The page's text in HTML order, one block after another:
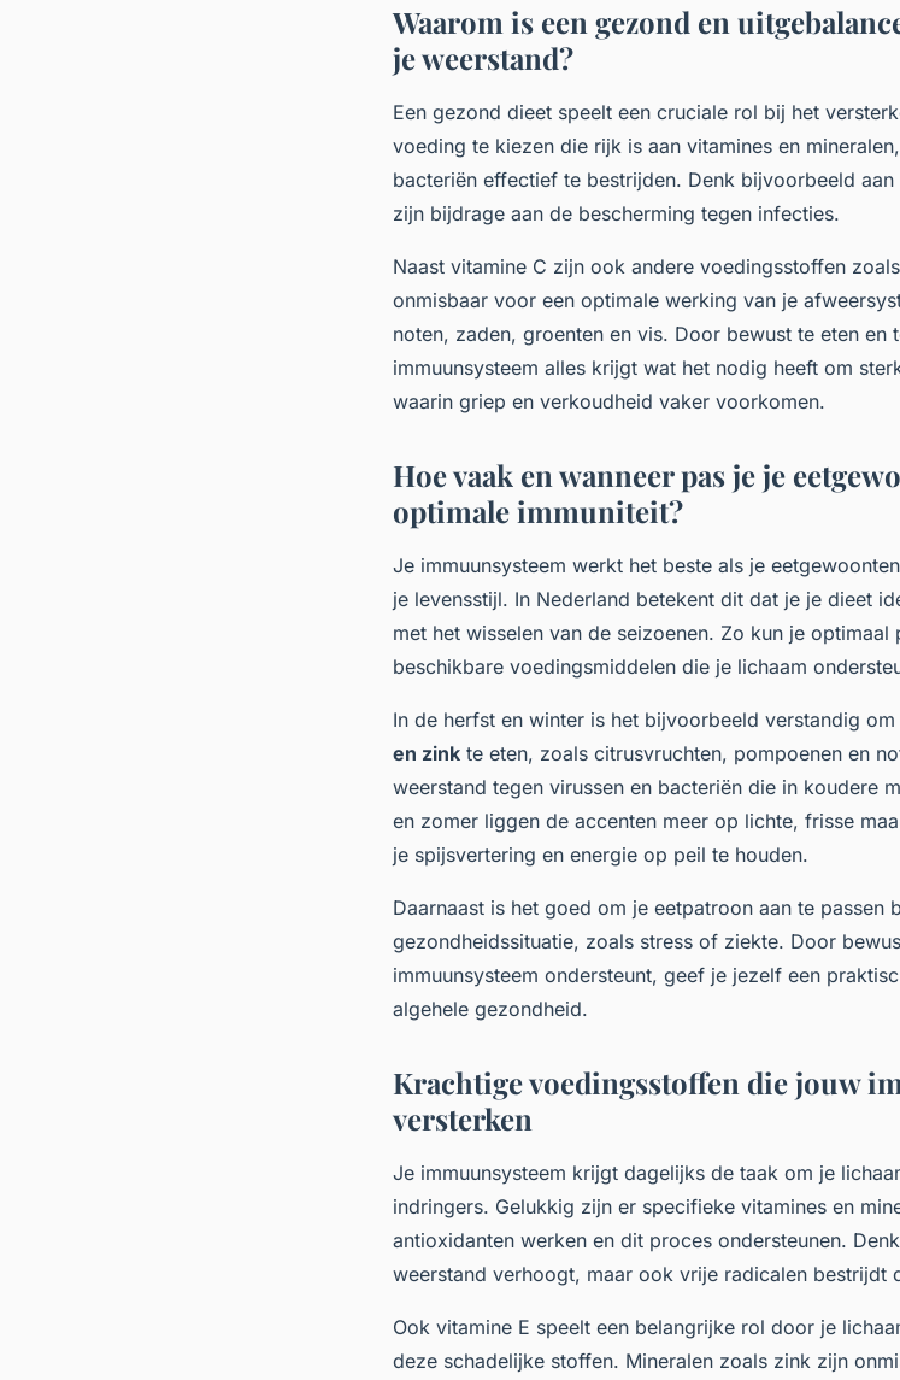
Waarom is een gezond en
je weerstand?
Een gezond dieet speelt een cruciale rol bij het
voeding te kiezen die rijk is aan vitamines en
bacteriën effectief te bestrijden. Denk bijvoorbeeld
zijn bijdrage aan de bescherming tegen infecties.
Naast vitamine C zijn ook andere voedingsstoffen
onmisbaar voor een optimale werking van je
noten, zaden, groenten en vis. Door bewust te eten
immuunsysteem alles krijgt wat het nodig heeft om
waarin griep en verkoudheid vaker voorkomen.
Hoe vaak en wanneer pas je je
optimale immuniteit?
Je immuunsysteem werkt het beste als je
je levensstijl. In Nederland betekent dit dat je je dieet
met het wisselen van de seizoenen. Zo kun je
beschikbare voedingsmiddelen die je lichaam
In de herfst en winter is het bijvoorbeeld verstandig
en zink te eten, zoals citrusvruchten, pompoenen en
weerstand tegen virussen en bacteriën die in koudere
en zomer liggen de accenten meer op lichte, frisse
je spijsvertering en energie op peil te houden.
Daarnaast is het goed om je eetpatroon aan te passen
gezondheidssituatie, zoals stress of ziekte. Door
immuunsysteem ondersteunt, geef je jezelf een
algehele gezondheid.
Krachtige voedingsstoffen die jouw
versterken
Je immuunsysteem krijgt dagelijks de taak om je
indringers. Gelukkig zijn er specifieke vitamines en
antioxidanten werken en dit proces ondersteunen.
weerstand verhoogt, maar ook vrije radicalen bestrijdt
Ook vitamine E speelt een belangrijke rol door je
deze schadelijke stoffen. Mineralen zoals zink zijn